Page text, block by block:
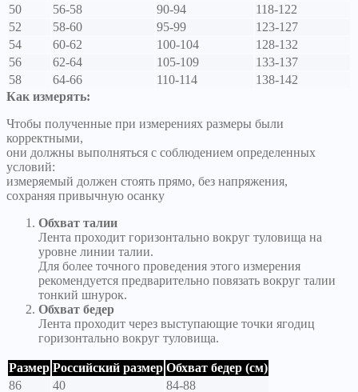
50
56-58 90-94
118-122
52
58-60 95-99
123-127
54
60-62 100-104
128-132
56
62-64 105-109
133-137
58
64-66 110-114
138-142
Как измерять:
Чтобы полученные при измерениях размеры были
корректными,
они должны выполняться с соблюдением определенных
условий:
измеряемый должен стоять прямо, без напряжения,
сохраняя привычную осанку
Обхват талии
Лента проходит горизонтально вокруг туловища на
уровне линии талии.
Для более точного проведения этого измерения
рекомендуется предварительно повязать вокруг талии
тонкий шнурок.
Обхват бедер
Лента проходит через выступающие точки ягодиц
горизонтально вокруг туловища.
Размер Российский размер Обхват бедер (см)
86
40 84-88